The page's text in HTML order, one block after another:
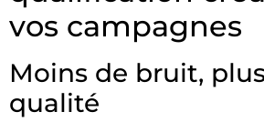
vos campagnes
Moins de bruit,
qualité